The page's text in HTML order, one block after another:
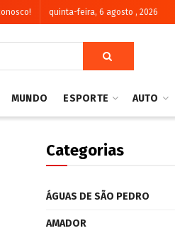
quinta-feira, 6 agosto , 2026
MUNDO ESPORTE AUTO
Categorias
ÁGUAS DE SÃO PEDRO
AMADOR